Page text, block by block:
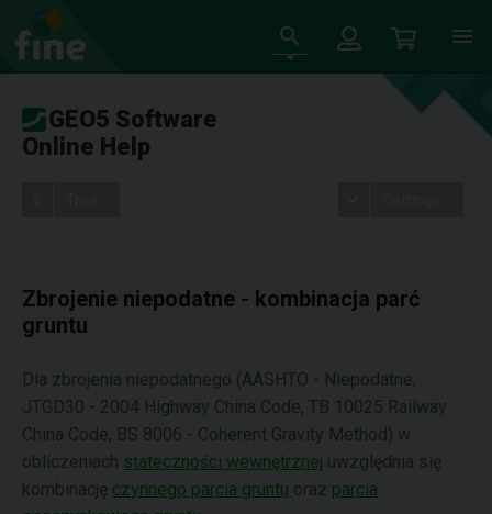
GEO5 Software
Online Help
Zbrojenie niepodatne - kombinacja parć
gruntu
Dla zbrojenia niepodatnego (AASHTO - Niepodatne,
JTGD30 - 2004 Highway China Code, TB 10025 Railway
China Code, BS 8006 - Coherent Gravity Method) w
obliczeniach stateczności wewnętrznej uwzględnia się
kombinację czynnego parcia gruntu oraz parcia